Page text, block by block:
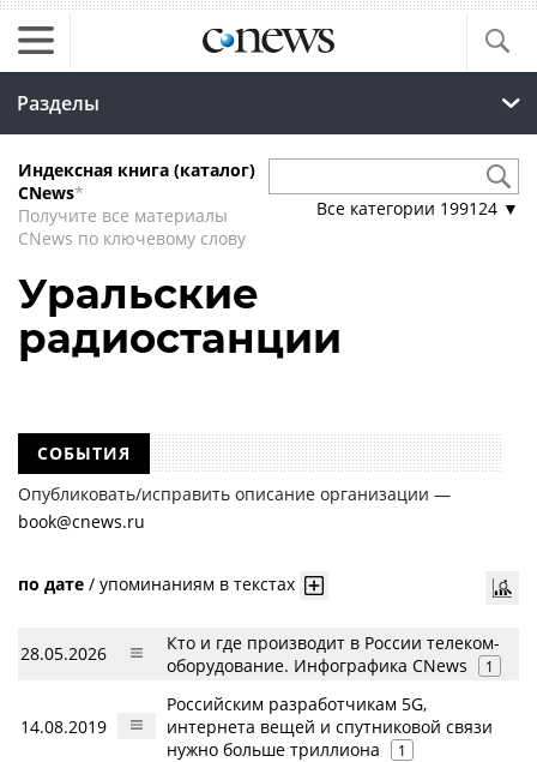
Разделы
Индексная книга (каталог)
CNews*
Получите все материалы
CNews по ключевому слову
Все категории 199124 ▼
Уральские
радиостанции
СОБЫТИЯ
Опубликовать/исправить описание организации —
book@cnews.ru
по дате / упоминаниям в текстах
28.05.2026
Кто и где производит в России телеком-
оборудование. Инфографика CNews
1
14.08.2019
Российским разработчикам 5G,
интернета вещей и спутниковой связи
нужно больше триллиона
1